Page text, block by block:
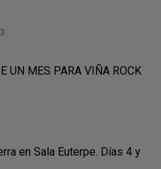
UN MES PARA VIÑA ROCK
en Sala Euterpe. Días 4 y